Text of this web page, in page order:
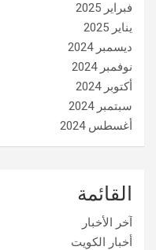
فبراير 2025
يناير 2025
ديسمبر 2024
نوفمبر 2024
أكتوبر 2024
سبتمبر 2024
أغسطس 2024
القائمة
آخر الأخبار
أخبار الكويت